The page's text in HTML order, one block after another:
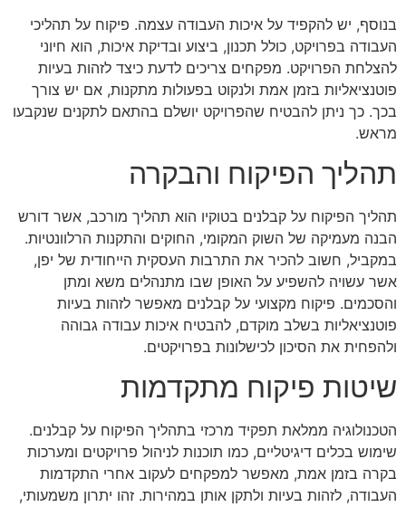
בנוסף, יש להקפיד על איכות העבודה עצמה. פיקוח על תהליכי
העבודה בפרויקט, כולל תכנון, ביצוע ובדיקת איכות, הוא חיוני
להצלחת הפרויקט. מפקחים צריכים לדעת כיצד לזהות בעיות
פוטנציאליות בזמן אמת ולנקוט בפעולות מתקנות, אם יש צורך
בכך. כך ניתן להבטיח שהפרויקט יושלם בהתאם לתקנים שנקבעו
מראש.
תהליך הפיקוח והבקרה
תהליך הפיקוח על קבלנים בטוקיו הוא תהליך מורכב, אשר דורש
הבנה מעמיקה של השוק המקומי, החוקים והתקנות הרלוונטיות.
במקביל, חשוב להכיר את התרבות העסקית הייחודית של יפן,
אשר עשויה להשפיע על האופן שבו מתנהלים משא ומתן
והסכמים. פיקוח מקצועי על קבלנים מאפשר לזהות בעיות
פוטנציאליות בשלב מוקדם, להבטיח איכות עבודה גבוהה
ולהפחית את הסיכון לכישלונות בפרויקטים.
שיטות פיקוח מתקדמות
הטכנולוגיה ממלאת תפקיד מרכזי בתהליך הפיקוח על קבלנים.
שימוש בכלים דיגיטליים, כמו תוכנות לניהול פרויקטים ומערכות
בקרה בזמן אמת, מאפשר למפקחים לעקוב אחרי התקדמות
העבודה, לזהות בעיות ולתקן אותן במהירות. זהו יתרון משמעותי,